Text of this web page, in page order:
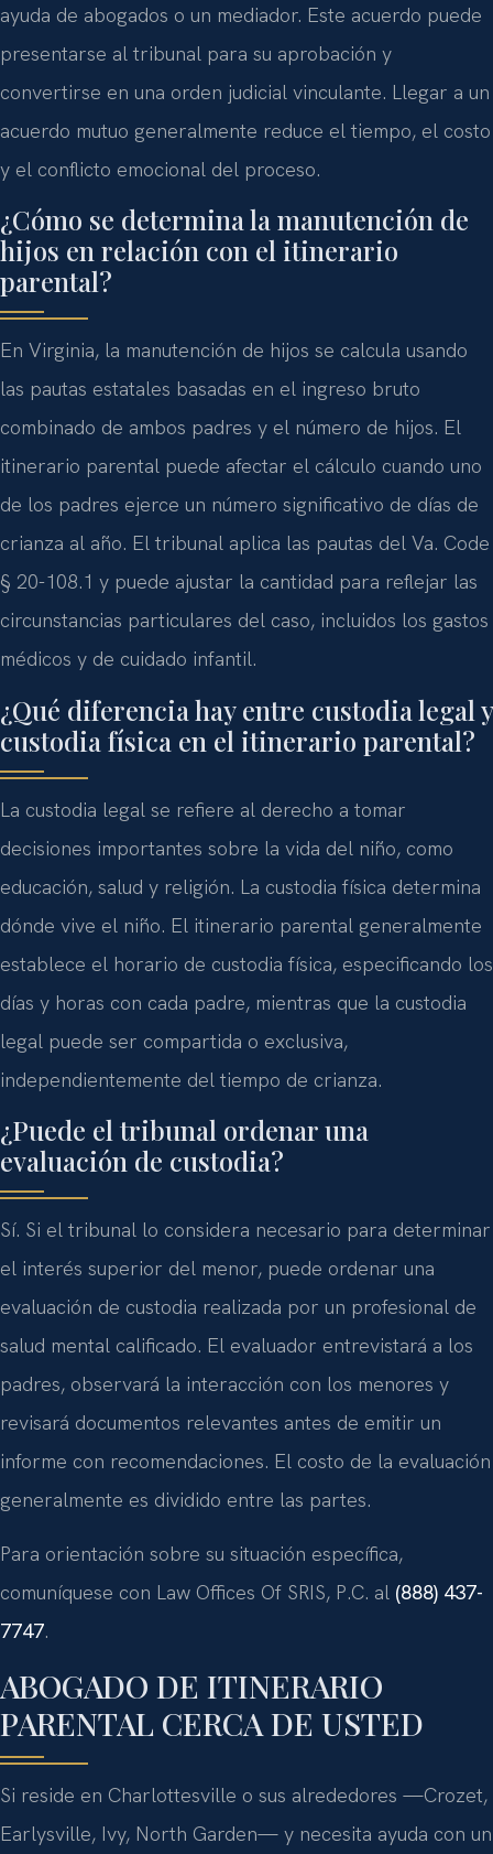
ayuda de abogados o un mediador. Este acuerdo puede
presentarse al tribunal para su aprobación y
convertirse en una orden judicial vinculante. Llegar a un
acuerdo mutuo generalmente reduce el tiempo, el costo
y el conflicto emocional del proceso.
¿Cómo se determina la manutención de
hijos en relación con el itinerario
parental?
En Virginia, la manutención de hijos se calcula usando
las pautas estatales basadas en el ingreso bruto
combinado de ambos padres y el número de hijos. El
itinerario parental puede afectar el cálculo cuando uno
de los padres ejerce un número significativo de días de
crianza al año. El tribunal aplica las pautas del Va. Code
§ 20-108.1 y puede ajustar la cantidad para reflejar las
circunstancias particulares del caso, incluidos los gastos
médicos y de cuidado infantil.
¿Qué diferencia hay entre custodia legal y
custodia física en el itinerario parental?
La custodia legal se refiere al derecho a tomar
decisiones importantes sobre la vida del niño, como
educación, salud y religión. La custodia física determina
dónde vive el niño. El itinerario parental generalmente
establece el horario de custodia física, especificando los
días y horas con cada padre, mientras que la custodia
legal puede ser compartida o exclusiva,
independientemente del tiempo de crianza.
¿Puede el tribunal ordenar una
evaluación de custodia?
Sí. Si el tribunal lo considera necesario para determinar
el interés superior del menor, puede ordenar una
evaluación de custodia realizada por un profesional de
salud mental calificado. El evaluador entrevistará a los
padres, observará la interacción con los menores y
revisará documentos relevantes antes de emitir un
informe con recomendaciones. El costo de la evaluación
generalmente es dividido entre las partes.
Para orientación sobre su situación específica,
comuníquese con Law Offices Of SRIS, P.C. al (888) 437-
7747.
ABOGADO DE ITINERARIO
PARENTAL CERCA DE USTED
Si reside en Charlottesville o sus alrededores —Crozet,
Earlysville, Ivy, North Garden— y necesita ayuda con un